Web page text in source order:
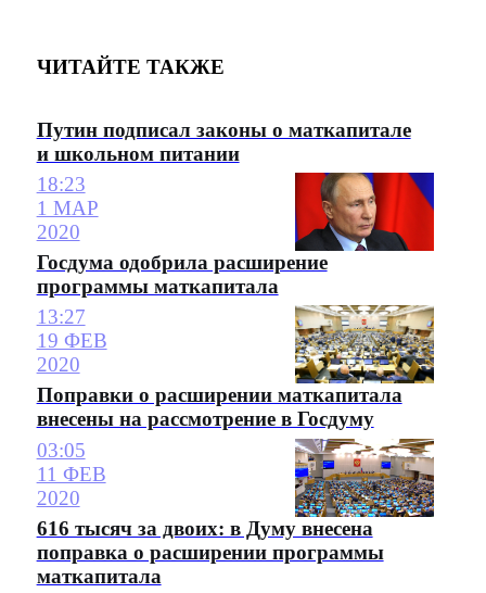
ЧИТАЙТЕ ТАКЖЕ
Путин подписал законы о маткапитале
и школьном питании
18:23
1 МАР
2020
Госдума одобрила расширение
программы маткапитала
13:27
19 ФЕВ
2020
Поправки о расширении маткапитала
внесены на рассмотрение в Госдуму
03:05
11 ФЕВ
2020
616 тысяч за двоих: в Думу внесена
поправка о расширении программы
маткапитала